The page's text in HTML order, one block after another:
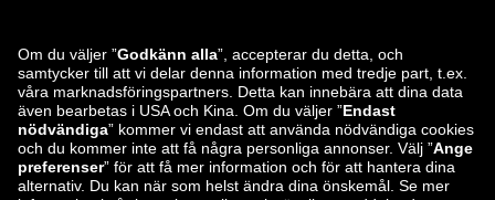
zalando-lounge.lv zalando-lounge.no
Du hittar oss